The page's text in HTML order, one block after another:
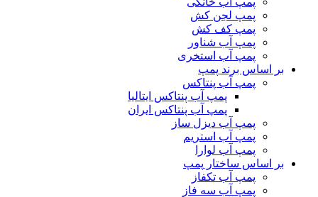
پمپ لجن کش
پمپ کف کش
پمپ آب شناور
پمپ آب استخری
بر اساس برند پمپ
پمپ آب پنتاکس
پمپ آب پنتاکس ایتالیا
پمپ آب پنتاکس ایران
پمپ آب دیزل ساز
پمپ آب استریم
پمپ آب لوارا
بر اساس ساختار پمپ
پمپ آب تکفاز
پمپ آب سه فاز